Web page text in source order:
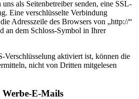
als Seitenbetreiber senden, eine SSL-
Eine verschlüsselte Verbindung
Adresszeile des Browsers von „http://“
an dem Schloss-Symbol in Ihrer
Verschlüsselung aktiviert ist, können die
nicht von Dritten mitgelesen
E-Mails